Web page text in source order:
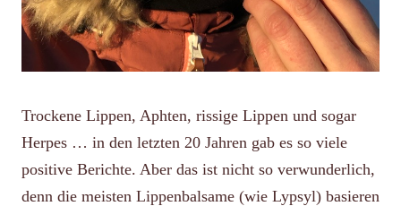
Trockene Lippen, Aphten, rissige Lippen und sogar
Herpes … in den letzten 20 Jahren gab es so viele
positive Berichte. Aber das ist nicht so verwunderlich,
denn die meisten Lippenbalsame (wie Lypsyl) basieren